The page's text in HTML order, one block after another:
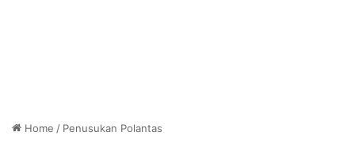
Home / Penusukan Polantas